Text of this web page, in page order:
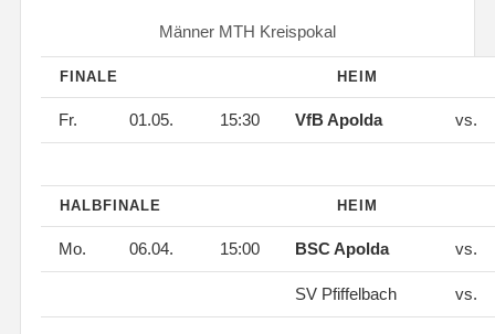
Männer MTH Kreispokal
FINALE HEIM
Fr. 01.05. 15:30 VfB Apolda vs.
HALBFINALE HEIM
Mo. 06.04. 15:00 BSC Apolda vs.
SV Pfiffelbach vs.